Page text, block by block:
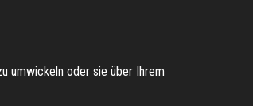
umwickeln oder sie über Ihrem